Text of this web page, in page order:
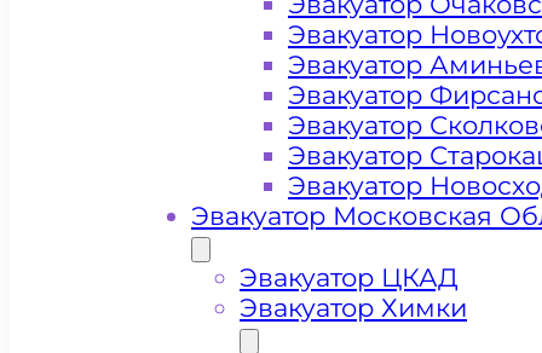
Цена от 4000 рублей
+ 100 РУБЛЕЙ ЗА КИЛОМЕТР
Эвакуатор
Эвакуатор
Эвакуатор
Эвакуатор
Эвакуатор
Эвакуатор
Эвакуатор Московская
Эвакуатор ЦКАД
Эвакуатор Химки